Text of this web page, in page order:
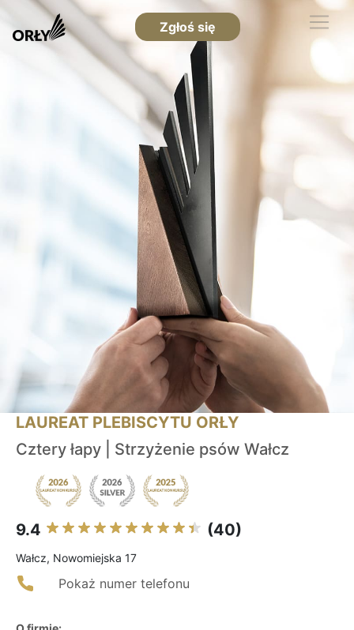
Zgłoś się
LAUREAT PLEBISCYTU ORŁY
Cztery łapy | Strzyżenie psów Wałcz
9.4 (40)
Wałcz, Nowomiejska 17
Pokaż numer telefonu